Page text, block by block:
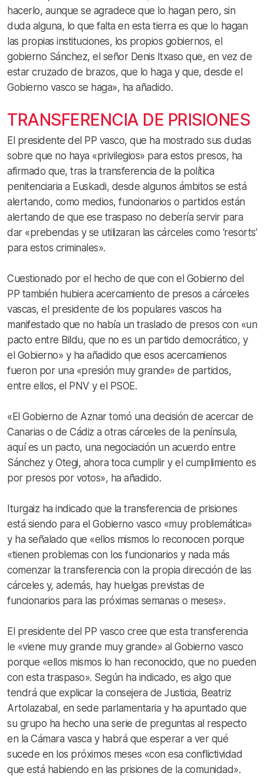
hacerlo, aunque se agradece que lo hagan pero, sin
duda alguna, lo que falta en esta tierra es que lo hagan
las propias instituciones, los propios gobiernos, el
gobierno Sánchez, el señor Denis Itxaso que, en vez de
estar cruzado de brazos, que lo haga y que, desde el
Gobierno vasco se haga», ha añadido.
TRANSFERENCIA DE PRISIONES
El presidente del PP vasco, que ha mostrado sus dudas
sobre que no haya «privilegios» para estos presos, ha
afirmado que, tras la transferencia de la política
penitenciaria a Euskadi, desde algunos ámbitos se está
alertando, como medios, funcionarios o partidos están
alertando de que ese traspaso no debería servir para
dar «prebendas y se utilizaran las cárceles como ‘resorts’
para estos criminales».
Cuestionado por el hecho de que con el Gobierno del
PP también hubiera acercamiento de presos a cárceles
vascas, el presidente de los populares vascos ha
manifestado que no había un traslado de presos con «un
pacto entre Bildu, que no es un partido democrático, y
el Gobierno» y ha añadido que esos acercamienos
fueron por una «presión muy grande» de partidos,
entre ellos, el PNV y el PSOE.
«El Gobierno de Aznar tomó una decisión de acercar de
Canarias o de Cádiz a otras cárceles de la península,
aquí es un pacto, una negociación un acuerdo entre
Sánchez y Otegi, ahora toca cumplir y el cumplimiento es
por presos por votos», ha añadido.
Iturgaiz ha indicado que la transferencia de prisiones
está siendo para el Gobierno vasco «muy problemática»
y ha señalado que «ellos mismos lo reconocen porque
«tienen problemas con los funcionarios y nada más
comenzar la transferencia con la propia dirección de las
cárceles y, además, hay huelgas previstas de
funcionarios para las próximas semanas o meses».
El presidente del PP vasco cree que esta transferencia
le «viene muy grande muy grande» al Gobierno vasco
porque «ellos mismos lo han reconocido, que no pueden
con esta traspaso». Según ha indicado, es algo que
tendrá que explicar la consejera de Justicia, Beatriz
Artolazabal, en sede parlamentaria y ha apuntado que
su grupo ha hecho una serie de preguntas al respecto
en la Cámara vasca y habrá que esperar a ver qué
sucede en los próximos meses «con esa conflictividad
que está habiendo en las prisiones de la comunidad».